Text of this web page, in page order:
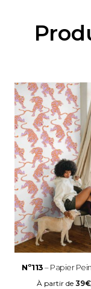
Nº113– Papier
À partir de39€